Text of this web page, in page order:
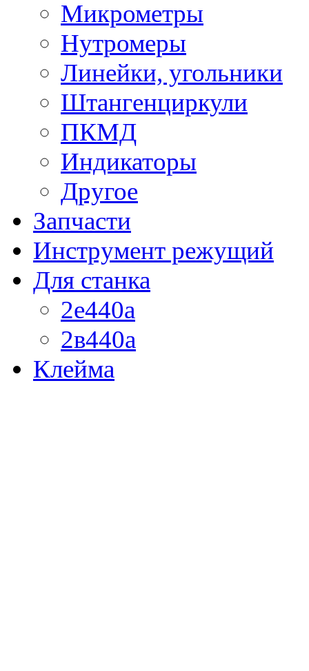
Микрометры
Нутромеры
Линейки, угольники
Штангенциркули
ПКМД
Индикаторы
Другое
Запчасти
Инструмент режущий
Для станка
2е440а
2в440а
Клейма